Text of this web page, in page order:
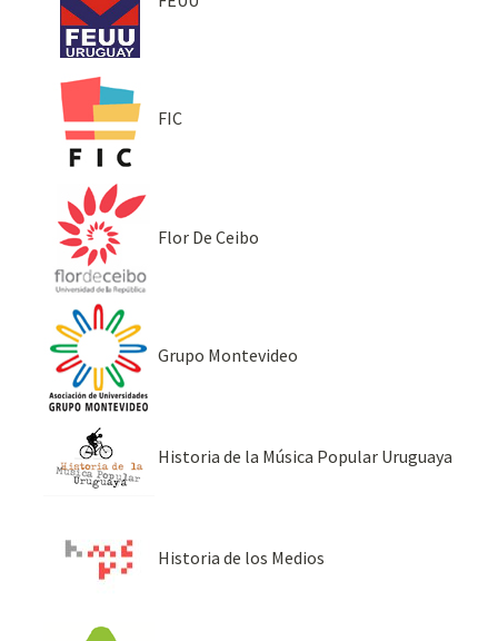
FIC
Flor De Ceibo
Grupo Montevideo
Historia de la Música Popular Uruguaya
Historia de los Medios